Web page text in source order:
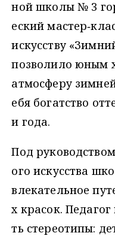
ной школы № 3
еский
искусству
позволило юным
атмосферу
ебя богатство
и года.
Под
ого искусства
влекательное
х красок.
ть стереотипы: